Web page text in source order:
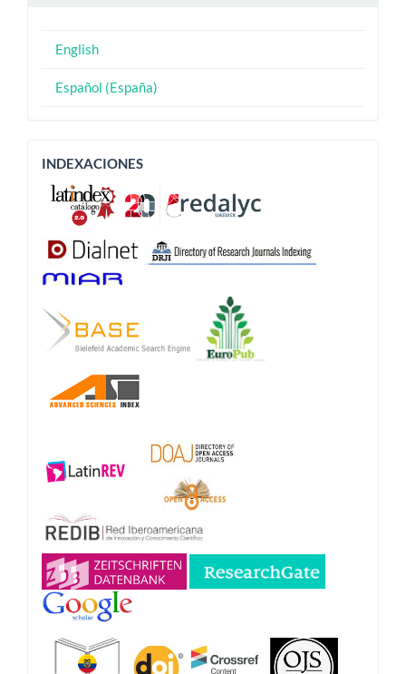
English
Español (España)
Indexaciones
INDEXACIONES